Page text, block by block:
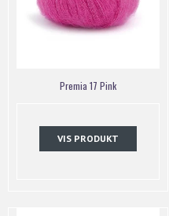
Premia 17 Pink
VIS PRODUKT